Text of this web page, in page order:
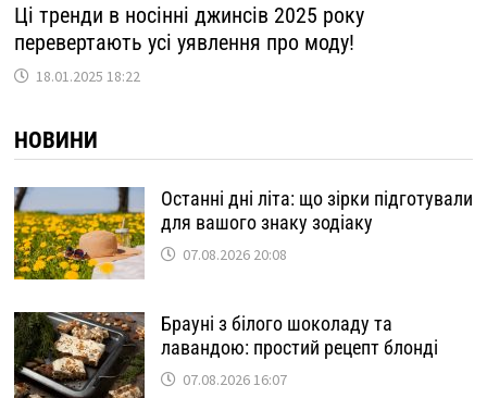
Ці тренди в носінні джинсів 2025 року
перевертають усі уявлення про моду!
18.01.2025 18:22
НОВИНИ
Останні дні літа: що зірки підготували
для вашого знаку зодіаку
07.08.2026 20:08
Брауні з білого шоколаду та
лавандою: простий рецепт блонді
07.08.2026 16:07